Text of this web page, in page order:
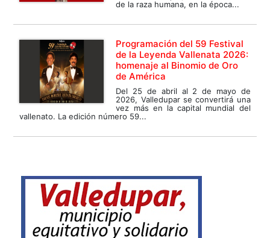
de la raza humana, en la época...
Programación del 59 Festival
de la Leyenda Vallenata 2026:
homenaje al Binomio de Oro
de América
Del 25 de abril al 2 de mayo de
2026, Valledupar se convertirá una
vez más en la capital mundial del
vallenato. La edición número 59...